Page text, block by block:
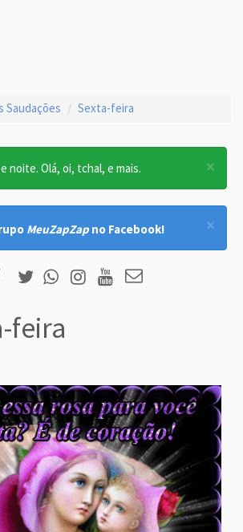
Saudações Sexta-feira
×
noite. Olá, oi, tchal, e mais.
×
MeuZapZap no Facebook!
feira